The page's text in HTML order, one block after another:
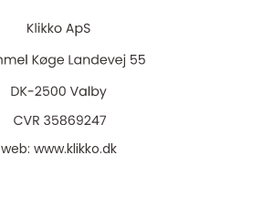
web: www.klikko.dk